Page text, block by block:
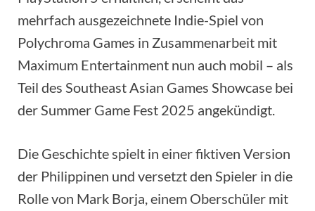
mehrfach ausgezeichnete Indie-Spiel von
Polychroma Games in Zusammenarbeit mit
Maximum Entertainment nun auch mobil – als
Teil des Southeast Asian Games Showcase bei
der Summer Game Fest 2025 angekündigt.
Die Geschichte spielt in einer fiktiven Version
der Philippinen und versetzt den Spieler in die
Rolle von Mark Borja, einem Oberschüler mit